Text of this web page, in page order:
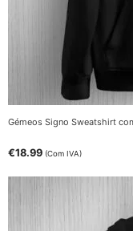
Gémeos Signo Sweatshirt
€18.99 (Com IVA)